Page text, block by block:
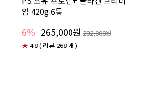
엄 420g 6통
6% 265,000원 282,000원
★4.8 ( 리뷰 268 개 )